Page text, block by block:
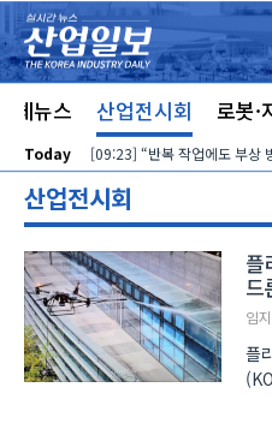
본문 바로가기
체뉴스 산업전시회 로봇·
Today [09:23] “반복 작업에도 부상
산업전시회
플
드
대
임
플